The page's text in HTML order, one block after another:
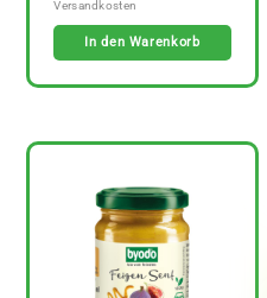
In den Warenkorb